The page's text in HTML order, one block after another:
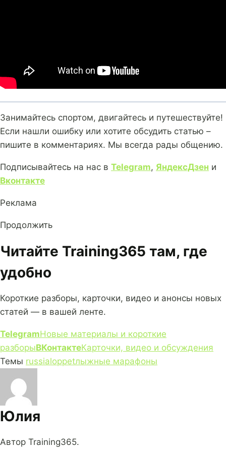
Занимайтесь спортом, двигайтесь и путешествуйте!
Если нашли ошибку или хотите обсудить статью –
пишите в комментариях. Мы всегда рады общению.
Подписывайтесь на нас в Telegram, ЯндексДзен и
Вконтакте
Реклама
Продолжить
Читайте Training365 там, где
удобно
Короткие разборы, карточки, видео и анонсы новых
статей — в вашей ленте.
TelegramНовые материалы и короткие
разборыВКонтактеКарточки, видео и обсуждения
Темы russialoppetлыжные марафоны
Юлия
Автор Training365.